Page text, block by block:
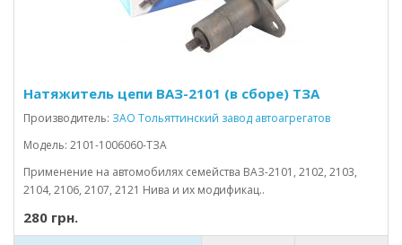
Натяжитель цепи ВАЗ-2101 (в сборе) ТЗА
Производитель: ЗАО Тольяттинский завод автоагрегатов
Модель: 2101-1006060-ТЗА
Применение на автомобилях семейства ВАЗ-2101, 2102, 2103,
2104, 2106, 2107, 2121 Нива и их модификац..
280 грн.